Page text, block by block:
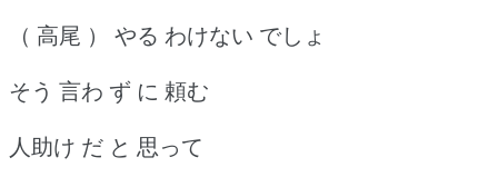
（ 高尾 ） やる わけない でしょ
そう 言わ ず に 頼む
人助け だ と 思って